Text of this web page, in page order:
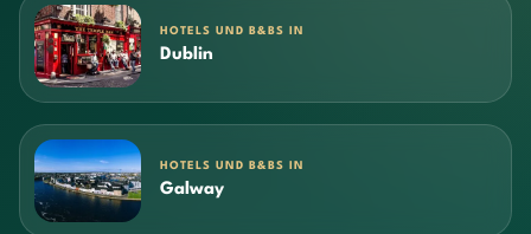
HOTELS UND B&BS IN
Dublin
HOTELS UND B&BS IN
Galway